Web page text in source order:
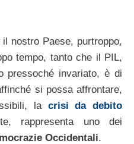
nostro Paese, purtroppo,
tempo, tanto che il PIL,
pressoché invariato, è di
si possa affrontare,
la crisi da debito
rappresenta uno dei
Occidentali.